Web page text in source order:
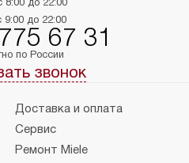
9:00 до 22:00
67 31
по России
звонок
Доставка и оплата
Сервис
Ремонт Miele